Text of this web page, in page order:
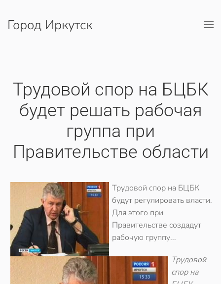
Перейти к содержимому
Город Иркутск
Трудовой спор на БЦБК
будет решать рабочая
группа при
Правительстве области
Трудовой спор на БЦБК
будут регулировать власти.
Для этого при
Правительстве создадут
рабочую группу...
Трудовой
спор на